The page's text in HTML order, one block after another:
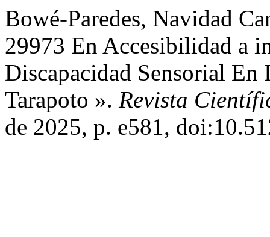
Bowé-Paredes, Navidad
29973 En Accesibilidad a
Discapacidad Sensorial
Tarapoto ». Revista
de 2025, p. e581,